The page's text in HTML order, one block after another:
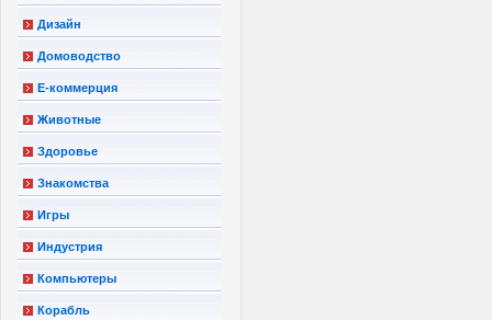
Дизайн
Домоводство
Е-коммерция
Животные
Здоровье
Знакомства
Игры
Индустрия
Компьютеры
Корабль